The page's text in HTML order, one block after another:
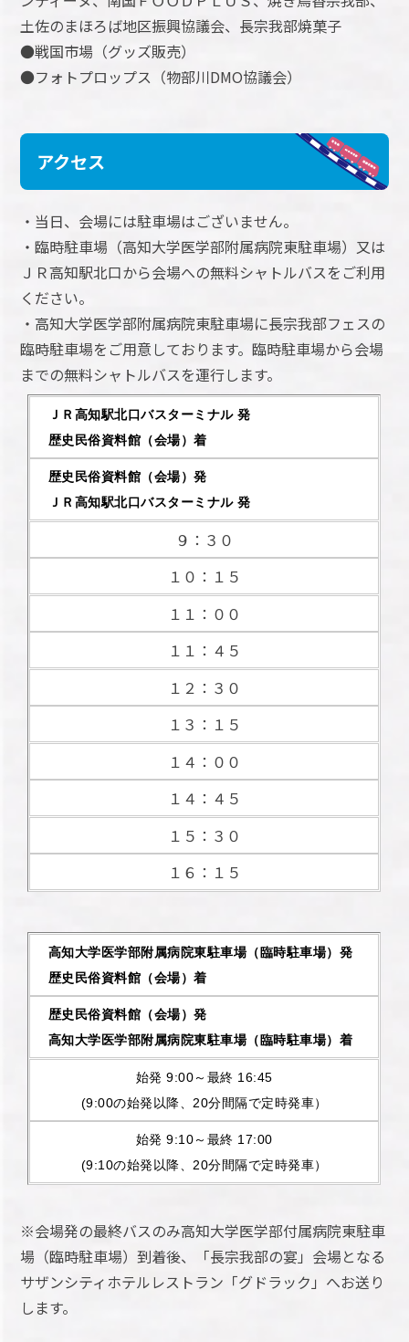
土佐のまほろば地区振興協議会、長宗我部焼菓子
●戦国市場（グッズ販売）
●フォトプロップス（物部川DMO協議会）
アクセス
・当日、会場には駐車場はございません。
・臨時駐車場（高知大学医学部附属病院東駐車場）又は
ＪＲ高知駅北口から会場への無料シャトルバスをご利用
ください。
・高知大学医学部附属病院東駐車場に長宗我部フェスの
臨時駐車場をご用意しております。臨時駐車場から会場
までの無料シャトルバスを運行します。
ＪＲ高知駅北口バスターミナル 発
歴史民俗資料館（会場）着
歴史民俗資料館（会場）発
ＪＲ高知駅北口バスターミナル 発
９：３０
１０：１５
１１：００
１１：４５
１２：３０
１３：１５
１４：００
１４：４５
１５：３０
１６：１５
高知大学医学部附属病院東駐車場（臨時駐車場）発
歴史民俗資料館（会場）着
歴史民俗資料館（会場）発
高知大学医学部附属病院東駐車場（臨時駐車場）着
始発 9:00～最終 16:45
(9:00の始発以降、20分間隔で定時発車）
始発 9:10～最終 17:00
(9:10の始発以降、20分間隔で定時発車）
※会場発の最終バスのみ高知大学医学部付属病院東駐車
場（臨時駐車場）到着後、「長宗我部の宴」会場となる
サザンシティホテルレストラン「グドラック」へお送り
します。